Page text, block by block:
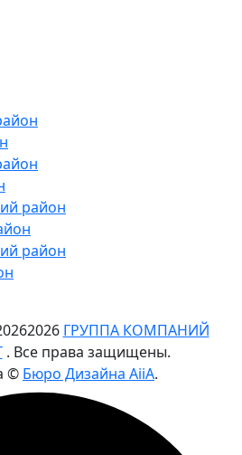
район
район
2026 ГРУППА КОМПАНИЙ
. Все права защищены.
© Бюро Дизайна AiiA.